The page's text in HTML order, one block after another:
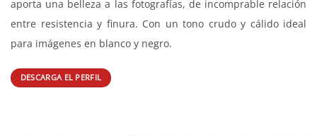
aporta una belleza a las fotografías, de incomprable relación
entre resistencia y finura. Con un tono crudo y cálido ideal
para imágenes en blanco y negro.
DESCARGA EL PERFIL